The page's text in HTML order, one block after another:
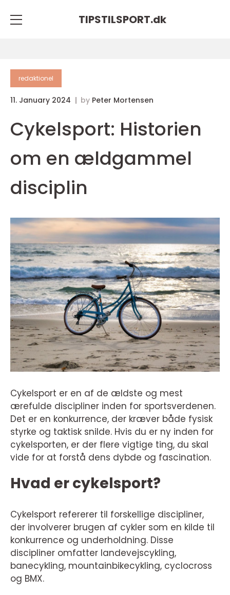
TIPSTILSPORT.dk
redaktionel
11. January 2024 by Peter Mortensen
Cykelsport: Historien
om en ældgammel
disciplin
Cykelsport er en af de ældste og mest
ærefulde discipliner inden for sportsverdenen.
Det er en konkurrence, der kræver både fysisk
styrke og taktisk snilde. Hvis du er ny inden for
cykelsporten, er der flere vigtige ting, du skal
vide for at forstå dens dybde og fascination.
Hvad er cykelsport?
Cykelsport refererer til forskellige discipliner,
der involverer brugen af cykler som en kilde til
konkurrence og underholdning. Disse
discipliner omfatter landevejscykling,
banecykling, mountainbikecykling, cyclocross
og BMX.